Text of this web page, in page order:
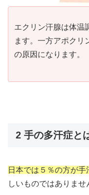
エクリン汗腺は体温
ます。一方アポクリ
の原因になります。
2 手の多汗症と
日本では５％の方が
しいものではありませ